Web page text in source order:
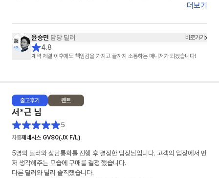
해 주셔서 차를 구입하고 판매하는 과정의 불안감 없이 마음이 편히 의지하
저같은 진상고객에게까지 마음을 담은 선물까지 챙겨 주셔서 정말 감사했습
니다
주변에 차 사겠다는 사람이 있으면 적극 알려서 소개해드리고 싶은 윤승님
딜러님! 번창하셔요~♡
더보기
윤승민 담당 딜러 바로가기
4.8
계약 체결 이후에도 책임감을 가지고 끝까지 소통하는 매니저가 되겠습니다!
출고후기 렌트
서*근 님
5
차종제네시스 GV80(JX F/L)
5명의 딜러와 상담통화를 진행 후 결정한 팀장님입니다. 고객의 입장에서 먼
저 생각해주는 모습에 구매를 결정 했습니다.
다른 딜러와 달리 솔직했습니다.